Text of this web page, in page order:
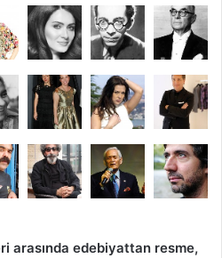
arasında edebiyattan resme,